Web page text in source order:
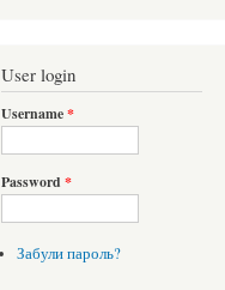
User login
Username*
Password *
Забули пароль?